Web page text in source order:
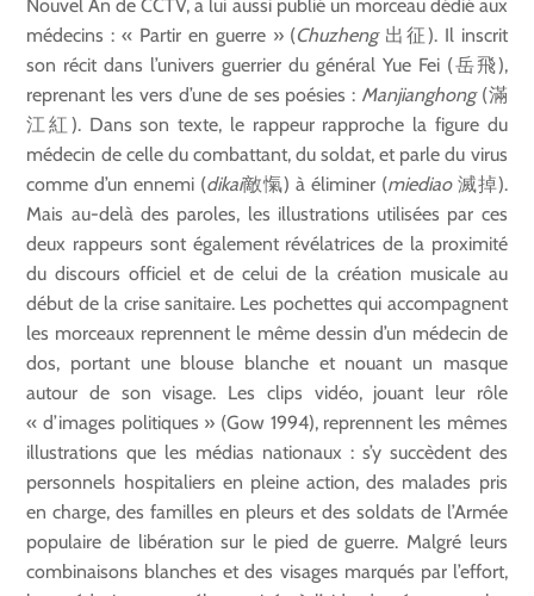
Nouvel An de CCTV, a lui aussi publié un morceau dédié aux
médecins : « Partir en guerre » (Chuzheng出征). Il inscrit
son récit dans l’univers guerrier du général Yue Fei (岳飛),
reprenant les vers d’une de ses poésies : Manjianghong(滿
江紅). Dans son texte, le rappeur rapproche la figure du
médecin de celle du combattant, du soldat, et parle du virus
comme d’un ennemi (dikai敵愾) à éliminer (miediao滅掉).
Mais au-delà des paroles, les illustrations utilisées par ces
deux rappeurs sont également révélatrices de la proximité
du discours officiel et de celui de la création musicale au
début de la crise sanitaire. Les pochettes qui accompagnent
les morceaux reprennent le même dessin d’un médecin de
dos, portant une blouse blanche et nouant un masque
autour de son visage. Les clips vidéo, jouant leur rôle
« d’images politiques » (Gow 1994), reprennent les mêmes
illustrations que les médias nationaux : s’y succèdent des
personnels hospitaliers en pleine action, des malades pris
en charge, des familles en pleurs et des soldats de l’Armée
populaire de libération sur le pied de guerre. Malgré leurs
combinaisons blanches et des visages marqués par l’effort,